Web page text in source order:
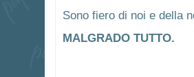
Sono fiero di noi e della
MALGRADO TUTTO.